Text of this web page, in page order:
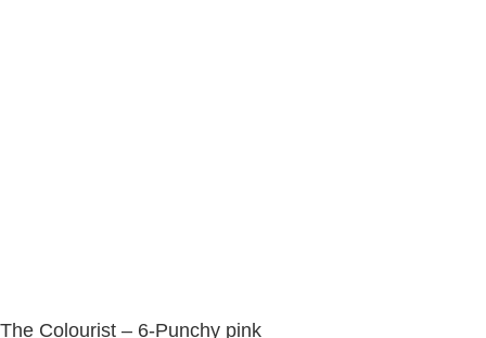
The Colourist – 6-Punchy pink